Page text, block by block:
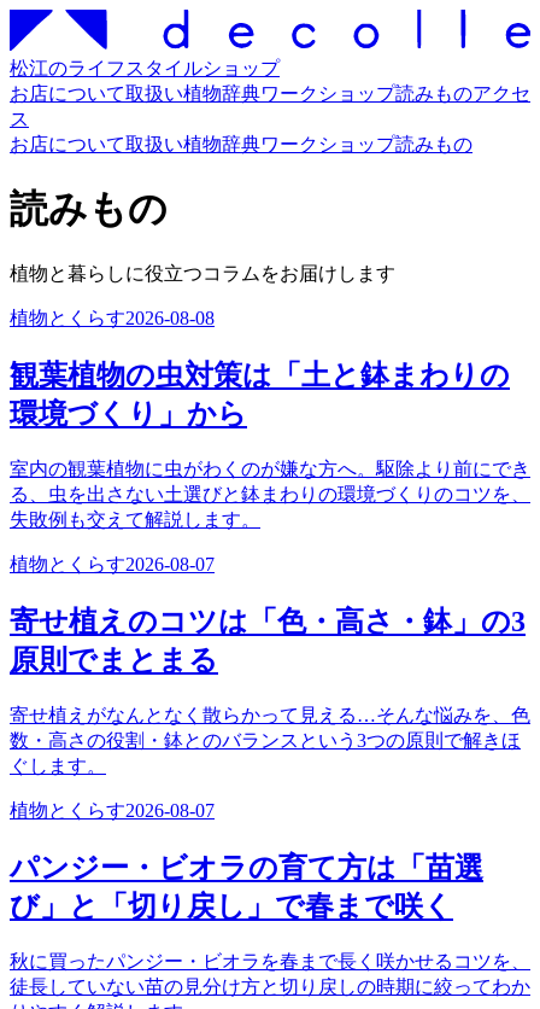
松江のライフスタイルショップ
お店について取扱い植物辞典ワークショップ読みものアクセ
ス
お店について取扱い植物辞典ワークショップ読みもの
読みもの
植物と暮らしに役立つコラムをお届けします
植物とくらす2026-08-08
観葉植物の虫対策は「土と鉢まわりの
環境づくり」から
室内の観葉植物に虫がわくのが嫌な方へ。駆除より前にでき
る、虫を出さない土選びと鉢まわりの環境づくりのコツを、
失敗例も交えて解説します。
植物とくらす2026-08-07
寄せ植えのコツは「色・高さ・鉢」の3
原則でまとまる
寄せ植えがなんとなく散らかって見える…そんな悩みを、色
数・高さの役割・鉢とのバランスという3つの原則で解きほ
ぐします。
植物とくらす2026-08-07
パンジー・ビオラの育て方は「苗選
び」と「切り戻し」で春まで咲く
秋に買ったパンジー・ビオラを春まで長く咲かせるコツを、
徒長していない苗の見分け方と切り戻しの時期に絞ってわか